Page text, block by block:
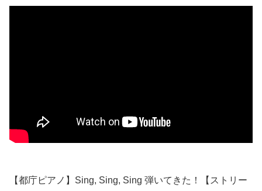
【都庁ピアノ】Sing, Sing, Sing 弾いてきた！【ストリー